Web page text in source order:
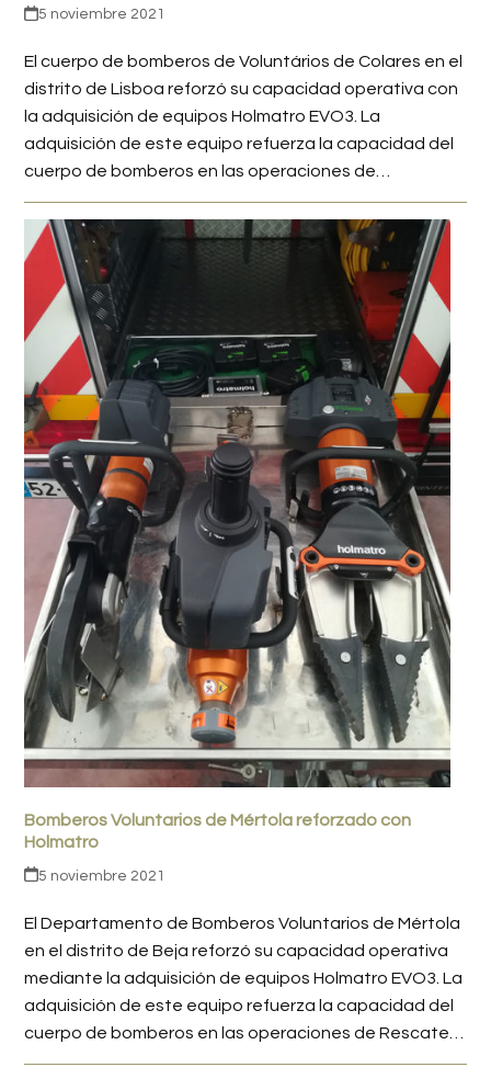
5 noviembre 2021
El cuerpo de bomberos de Voluntários de Colares en el
distrito de Lisboa reforzó su capacidad operativa con
la adquisición de equipos Holmatro EVO3. La
adquisición de este equipo refuerza la capacidad del
cuerpo de bomberos en las operaciones de…
Bomberos Voluntarios de Mértola reforzado con
Holmatro
5 noviembre 2021
El Departamento de Bomberos Voluntarios de Mértola
en el distrito de Beja reforzó su capacidad operativa
mediante la adquisición de equipos Holmatro EVO3. La
adquisición de este equipo refuerza la capacidad del
cuerpo de bomberos en las operaciones de Rescate…